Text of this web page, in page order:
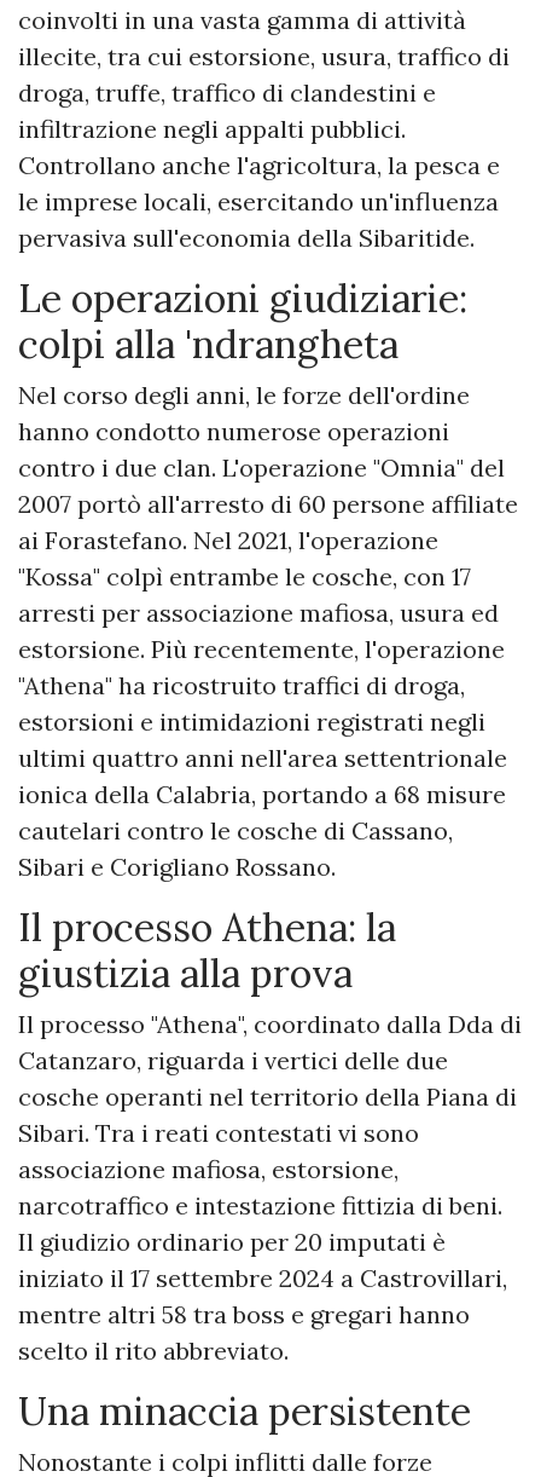
coinvolti in una vasta gamma di attività
illecite, tra cui estorsione, usura, traffico di
droga, truffe, traffico di clandestini e
infiltrazione negli appalti pubblici.
Controllano anche l'agricoltura, la pesca e
le imprese locali, esercitando un'influenza
pervasiva sull'economia della Sibaritide.
Le operazioni giudiziarie:
colpi alla 'ndrangheta
Nel corso degli anni, le forze dell'ordine
hanno condotto numerose operazioni
contro i due clan. L'operazione "Omnia" del
2007 portò all'arresto di 60 persone affiliate
ai Forastefano. Nel 2021, l'operazione
"Kossa" colpì entrambe le cosche, con 17
arresti per associazione mafiosa, usura ed
estorsione. Più recentemente, l'operazione
"Athena" ha ricostruito traffici di droga,
estorsioni e intimidazioni registrati negli
ultimi quattro anni nell'area settentrionale
ionica della Calabria, portando a 68 misure
cautelari contro le cosche di Cassano,
Sibari e Corigliano Rossano.
Il processo Athena: la
giustizia alla prova
Il processo "Athena", coordinato dalla Dda di
Catanzaro, riguarda i vertici delle due
cosche operanti nel territorio della Piana di
Sibari. Tra i reati contestati vi sono
associazione mafiosa, estorsione,
narcotraffico e intestazione fittizia di beni.
Il giudizio ordinario per 20 imputati è
iniziato il 17 settembre 2024 a Castrovillari,
mentre altri 58 tra boss e gregari hanno
scelto il rito abbreviato.
Una minaccia persistente
Nonostante i colpi inflitti dalle forze